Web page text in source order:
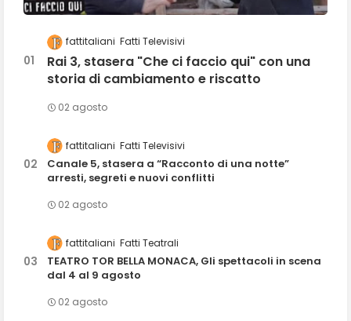
fattitaliani Fatti Televisivi
Rai 3, stasera "Che ci faccio qui" con una
storia di cambiamento e riscatto
02 agosto
fattitaliani Fatti Televisivi
Canale 5, stasera a “Racconto di una notte”
arresti, segreti e nuovi conflitti
02 agosto
fattitaliani Fatti Teatrali
TEATRO TOR BELLA MONACA, Gli spettacoli in scena
dal 4 al 9 agosto
02 agosto